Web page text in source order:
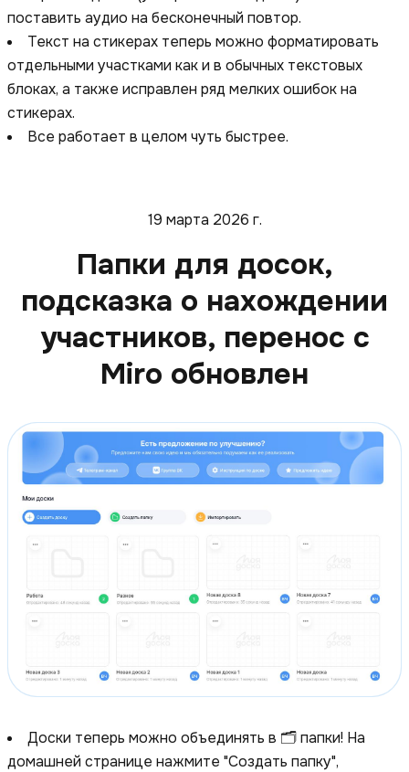
поставить аудио на бесконечный повтор.
Текст на стикерах теперь можно форматировать
отдельными участками как и в обычных текстовых
блоках, а также исправлен ряд мелких ошибок на
стикерах.
Все работает в целом чуть быстрее.
19 марта 2026 г.
Папки для досок,
подсказка о нахождении
участников, перенос с
Miro обновлен
Доски теперь можно объединять в 🗂 папки! На
домашней странице нажмите "Создать папку",